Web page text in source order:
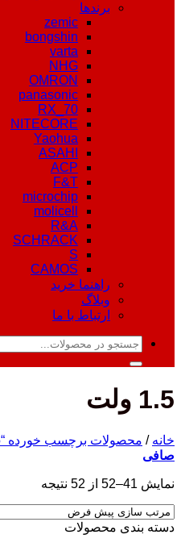
برندها
zemic
bongshin
varta
NHG
OMRON
panasonic
RX_70
NITECORE
Yaohua
ASAHI
ACP
F&T
microchip
molicell
R&A
SCHRACK
S
CAMOS
راهنما خرید
وبلاگ
ارتباط با ما
جستجو
1.5 ولت
خانه / محصولات برچسب خورده “1.5 ولت”
صافی
نمایش 41–52 از 52 نتیجه
دسته‌ بندی محصولات